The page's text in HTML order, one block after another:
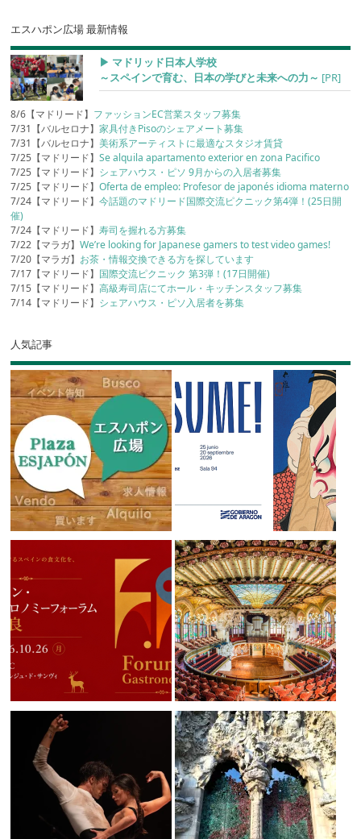
エスハポン広場 最新情報
▶︎ マドリッド日本人学校
～スペインで育む、日本の学びと未来への力～ [PR]
8/6【マドリード】 ファッションEC営業スタッフ募集
7/31【バルセロナ】家具付きPisoのシェアメート募集
7/31【バルセロナ】美術系アーティストに最適なスタジオ賃貸
7/25【マドリード】Se alquila apartamento exterior en zona Pacifico
7/25【マドリード】 シェアハウス・ピソ 9月からの入居者募集
7/25【マドリード】Oferta de empleo: Profesor de japonés idioma materno
7/24【マドリード】今話題のマドリード国際交流ピクニック第4弾！(25日開
催)
7/24【マドリード】寿司を握れる方募集
7/22【マラガ】We’re looking for Japanese gamers to test video games!
7/20【マラガ】 お茶・情報交換できる方を探しています
7/17【マドリード】 国際交流ピクニック 第3弾！(17日開催)
7/15【マドリード】高級寿司店にてホール・キッチンスタッフ募集
7/14【マドリード】 シェアハウス・ピソ入居者を募集
人気記事